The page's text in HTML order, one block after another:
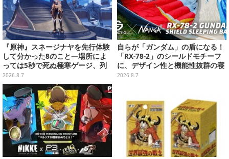
『原神』スネージナヤを先行体験
して分かった8のこと―場所によ
っては5秒で死ぬ極寒ゲージ、列
車は“ダイナミック途中下車”可能
など自由度高め
2026.8.7
自らが「ガンダム」の盾になる！
「RX-78-2」のシールドモチーフ
に、デザイン性と機能性抜群の寝
袋がプレバンで2次予約
2026.8.7